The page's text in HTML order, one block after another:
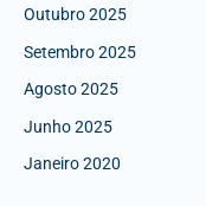
Outubro 2025
Setembro 2025
Agosto 2025
Junho 2025
Janeiro 2020